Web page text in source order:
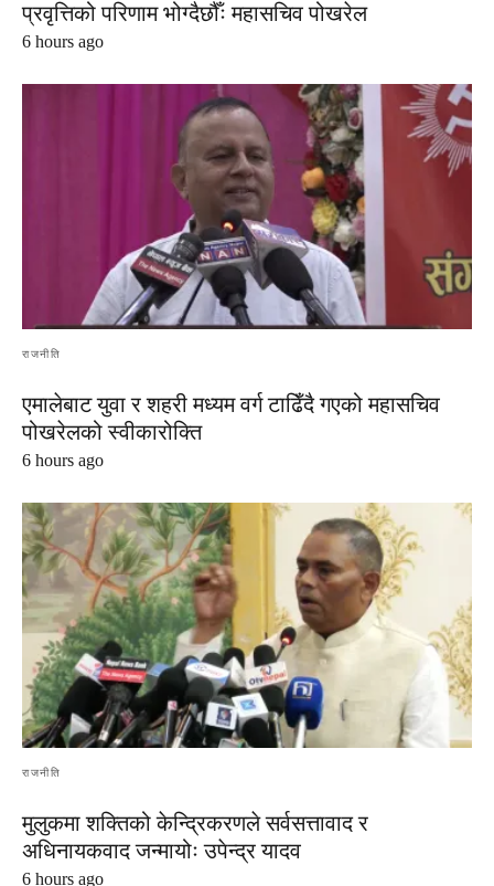
प्रवृत्तिको परिणाम भोग्दैछौँः महासचिव पोखरेल
6 hours ago
राजनीति
एमालेबाट युवा र शहरी मध्यम वर्ग टाढिँदै गएको महासचिव
पोखरेलको स्वीकारोक्ति
6 hours ago
राजनीति
मुलुकमा शक्तिको केन्द्रिकरणले सर्वसत्तावाद र
अधिनायकवाद जन्मायोः उपेन्द्र यादव
6 hours ago